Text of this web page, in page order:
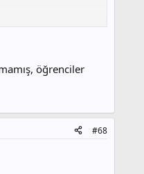
yapılacak."
öğrenciler
#68